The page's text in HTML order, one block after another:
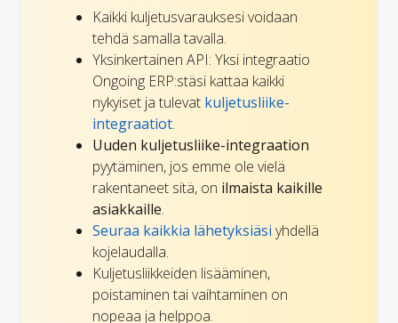
Kaikki kuljetusvarauksesi voidaan
tehdä samalla tavalla.
Yksinkertainen API: Yksi integraatio
Ongoing ERP:stäsi kattaa kaikki
nykyiset ja tulevat kuljetusliike-
integraatiot.
Uuden kuljetusliike-integraation
pyytäminen, jos emme ole vielä
rakentaneet sitä, on ilmaista kaikille
asiakkaille.
Seuraa kaikkia lähetyksiäsi yhdellä
kojelaudalla.
Kuljetusliikkeiden lisääminen,
poistaminen tai vaihtaminen on
nopeaa ja helppoa.